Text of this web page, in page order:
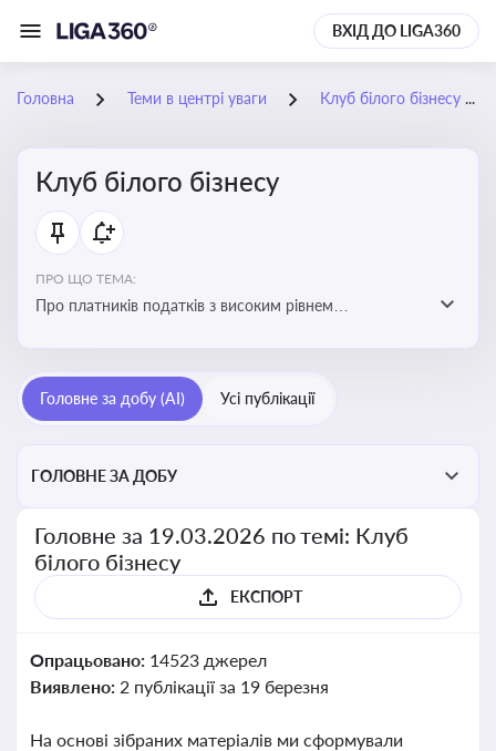
ВХІД ДО LIGA360
Головна Теми в центрі уваги Клуб білого бізнесу
Клуб білого бізнесу
ПРО ЩО ТЕМА:
Про платників податків з високим рівнем
Головне за добу (AI) Усі публікації
ГОЛОВНЕ ЗА ДОБУ
Головне за 19.03.2026 по темі: Клуб
білого бізнесу
ЕКСПОРТ
Опрацьовано: 14523 джерел
Виявлено: 2 публікації за 19 березня
На основі зібраних матеріалів ми сформували